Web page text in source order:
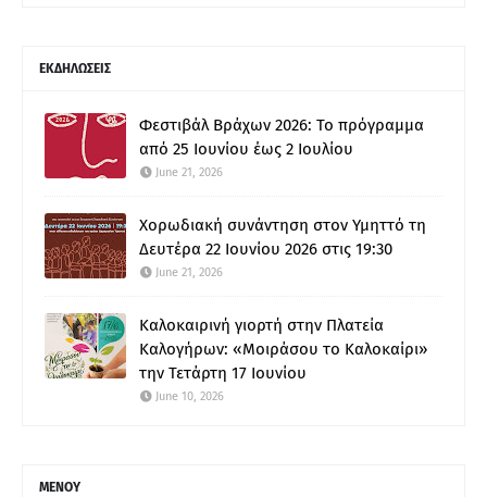
ΕΚΔΗΛΩΣΕΙΣ
Φεστιβάλ Βράχων 2026: Το πρόγραμμα
από 25 Ιουνίου έως 2 Ιουλίου
June 21, 2026
Χορωδιακή συνάντηση στον Υμηττό τη
Δευτέρα 22 Ιουνίου 2026 στις 19:30
June 21, 2026
Καλοκαιρινή γιορτή στην Πλατεία
Καλογήρων: «Μοιράσου το Καλοκαίρι»
την Τετάρτη 17 Ιουνίου
June 10, 2026
ΜΕΝΟΥ